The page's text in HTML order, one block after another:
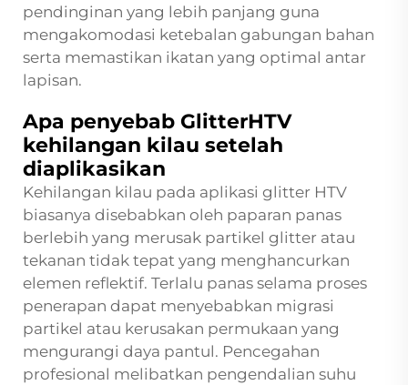
pendinginan yang lebih panjang guna
mengakomodasi ketebalan gabungan bahan
serta memastikan ikatan yang optimal antar
lapisan.
Apa penyebab GlitterHTV
kehilangan kilau setelah
diaplikasikan
Kehilangan kilau pada aplikasi glitter HTV
biasanya disebabkan oleh paparan panas
berlebih yang merusak partikel glitter atau
tekanan tidak tepat yang menghancurkan
elemen reflektif. Terlalu panas selama proses
penerapan dapat menyebabkan migrasi
partikel atau kerusakan permukaan yang
mengurangi daya pantul. Pencegahan
profesional melibatkan pengendalian suhu